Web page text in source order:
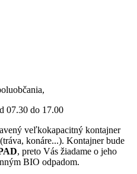
07.30 do 17.00
veľkokapacitný kontajner
konáre...). Kontajner bude
, preto Vás žiadame o jeho
BIO odpadom.